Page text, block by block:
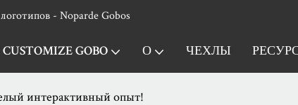
- Noparde Gobos
CUSTOMIZE GOBO О ЧЕХЛЫ
интерактивный опыт!